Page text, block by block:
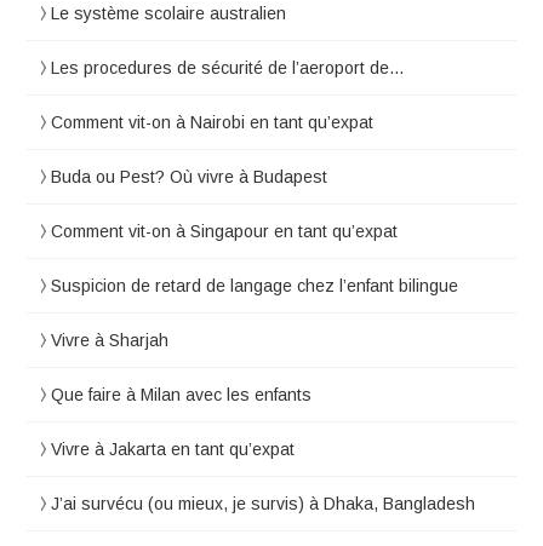
Le système scolaire australien
Les procedures de sécurité de l’aeroport de…
Comment vit-on à Nairobi en tant qu’expat
Buda ou Pest? Où vivre à Budapest
Comment vit-on à Singapour en tant qu’expat
Suspicion de retard de langage chez l’enfant bilingue
Vivre à Sharjah
Que faire à Milan avec les enfants
Vivre à Jakarta en tant qu’expat
J’ai survécu (ou mieux, je survis) à Dhaka, Bangladesh